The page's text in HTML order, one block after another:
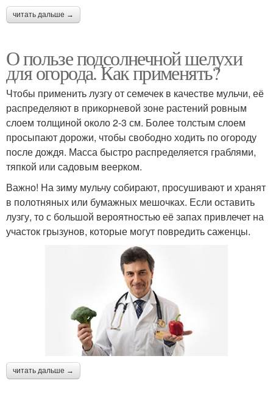
читать дальше →
О пользе подсолнечной шелухи
для огорода. Как применять?
Чтобы применить лузгу от семечек в качестве мульчи, её
распределяют в прикорневой зоне растений ровным
слоем толщиной около 2-3 см. Более толстым слоем
просыпают дорожи, чтобы свободно ходить по огороду
после дождя. Масса быстро распределяется граблями,
тяпкой или садовым веерком.
Важно! На зиму мульчу собирают, просушивают и хранят
в полотняных или бумажных мешочках. Если оставить
лузгу, то с большой вероятностью её запах привлечет на
участок грызунов, которые могут повредить саженцы.
читать дальше →